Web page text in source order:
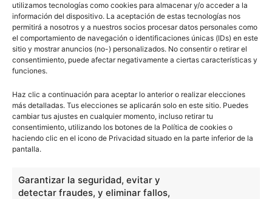
utilizamos tecnologías como cookies para almacenar y/o acceder a la
información del dispositivo. La aceptación de estas tecnologías nos
permitirá a nosotros y a nuestros socios procesar datos personales como
el comportamiento de navegación o identificaciones únicas (IDs) en este
sitio y mostrar anuncios (no-) personalizados. No consentir o retirar el
consentimiento, puede afectar negativamente a ciertas características y
funciones.
Haz clic a continuación para aceptar lo anterior o realizar elecciones
más detalladas. Tus elecciones se aplicarán solo en este sitio. Puedes
cambiar tus ajustes en cualquier momento, incluso retirar tu
consentimiento, utilizando los botones de la Política de cookies o
haciendo clic en el icono de Privacidad situado en la parte inferior de la
pantalla.
Garantizar la seguridad, evitar y
detectar fraudes, y eliminar fallos,